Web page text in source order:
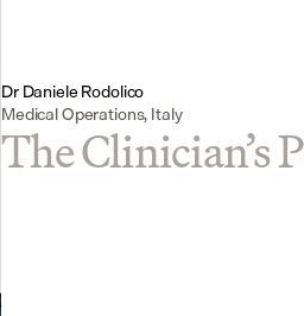
Dr Daniele Rodolico
Medical Operations, Italy
The Clinician’s